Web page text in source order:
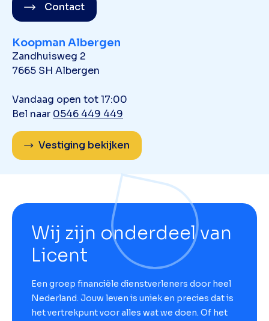
Contact
Koopman Albergen
Zandhuisweg 2
7665 SH Albergen
Vandaag open tot 17:00
Bel naar 0546 449 449
Vestiging bekijken
Wij zijn onderdeel van
Licent
Een groep financiële dienstverleners door heel
Nederland. Jouw leven is uniek en precies dat is
het vertrekpunt voor alles wat we doen. Of het